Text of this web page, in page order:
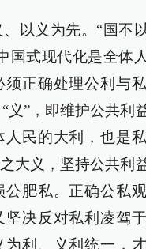
以义为先。“国不
国式现代化是全体
须正确处理公利与
义”，即维护公共利
人民的大利，也是
大义，坚持公共利
公肥私。正确公私
决反对私利凌驾于
为利、义利统一，